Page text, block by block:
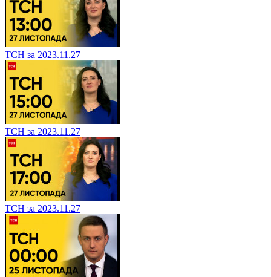
ТСН за 2023.11.27
ТСН за 2023.11.27
ТСН за 2023.11.27